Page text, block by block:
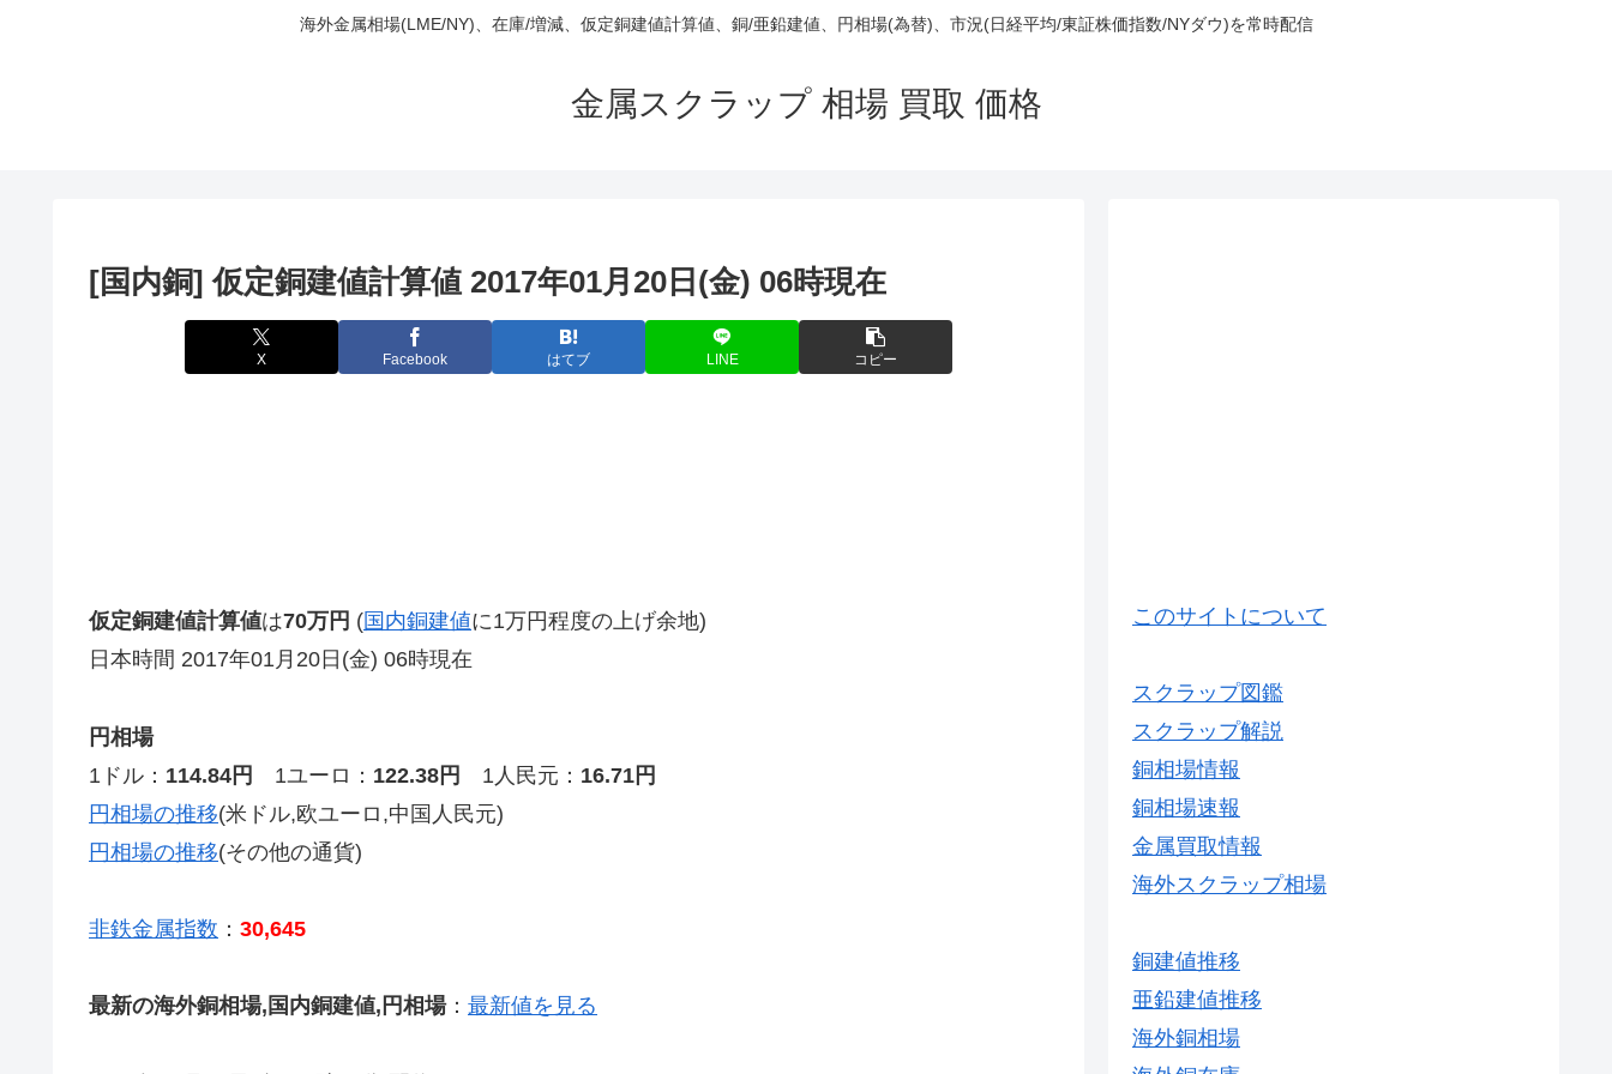
海外金属相場(LME/NY)、在庫/増減、仮定銅建値計算値、銅/亜鉛建値、円相場(為替)、市況(日経平均/東証株価指数/NYダウ)を常時配信
金属スクラップ 相場 買取 価格
[国内銅] 仮定銅建値計算値 2017年01月20日(金) 06時現在
X Facebook はてブ LINE コピー
仮定銅建値計算値は70万円 (国内銅建値に1万円程度の上げ余地)
日本時間 2017年01月20日(金) 06時現在
円相場
1ドル： 114.84円 1ユーロ： 122.38円 1人民元： 16.71円
円相場の推移(米ドル,欧ユーロ,中国人民元)
円相場の推移(その他の通貨)
非鉄金属指数 ： 30,645
最新の海外銅相場,国内銅建値,円相場： 最新値を見る
このサイトについて
スクラップ図鑑
スクラップ解説
銅相場情報
銅相場速報
金属買取情報
海外スクラップ相場
銅建値推移
亜鉛建値推移
海外銅相場